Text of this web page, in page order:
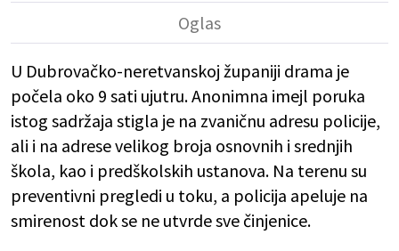
U Dubrovačko-neretvanskoj županiji drama je
počela oko 9 sati ujutru. Anonimna imejl poruka
istog sadržaja stigla je na zvaničnu adresu policije,
ali i na adrese velikog broja osnovnih i srednjih
škola, kao i predškolskih ustanova. Na terenu su
preventivni pregledi u toku, a policija apeluje na
smirenost dok se ne utvrde sve činjenice.